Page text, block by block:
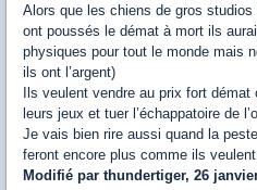
Alors que les chiens de gros
ont poussés le démat à mort ils
physiques pour tout le monde mais
ils ont l’argent)
Ils veulent vendre au prix fort
leurs jeux et tuer l’échappatoire de
Je vais bien rire aussi quand la
feront encore plus comme ils
Modifié par thundertiger, 26